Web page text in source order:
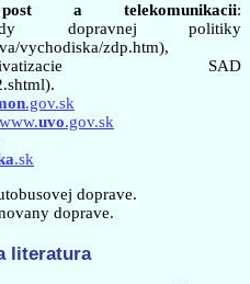
a telekomunikacii:
dopravnej politiky
vychodiska/zdp.htm),
SAD
.gov.sk
www.uvo.gov.sk
.sk
doprave.
doprave.
literatura